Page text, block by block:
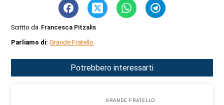
Scritto da Francesca Pitzalis
Parliamo di:Grande Fratello
Potrebbero interessarti
GRANDE FRATELLO